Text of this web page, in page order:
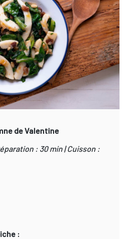
de Valentine
: 30 min | Cuisson :
: